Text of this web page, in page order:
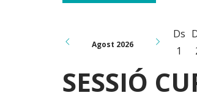
Agost 2026
Ds
1
SESSIÓ